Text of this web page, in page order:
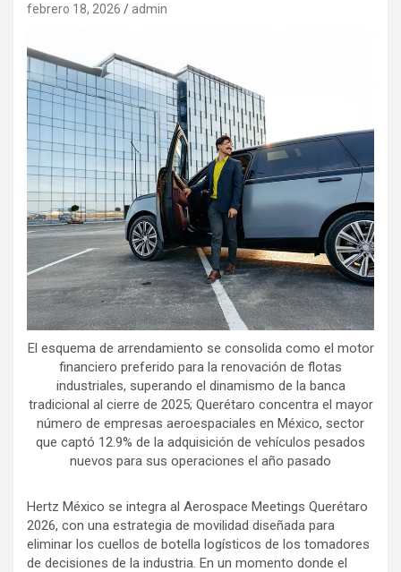
febrero 18, 2026 admin
El esquema de arrendamiento se consolida como el motor
financiero preferido para la renovación de flotas
industriales, superando el dinamismo de la banca
tradicional al cierre de 2025; Querétaro concentra el mayor
número de empresas aeroespaciales en México, sector
que captó 12.9% de la adquisición de vehículos pesados
nuevos para sus operaciones el año pasado
Hertz México se integra al Aerospace Meetings Querétaro
2026, con una estrategia de movilidad diseñada para
eliminar los cuellos de botella logísticos de los tomadores
de decisiones de la industria. En un momento donde el